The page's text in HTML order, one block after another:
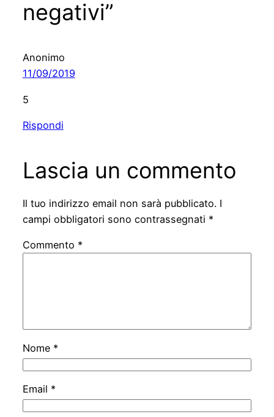
negativi”
Anonimo
11/09/2019
5
Rispondi
Lascia un commento
Il tuo indirizzo email non sarà pubblicato. I
campi obbligatori sono contrassegnati *
Commento *
Nome *
Email *